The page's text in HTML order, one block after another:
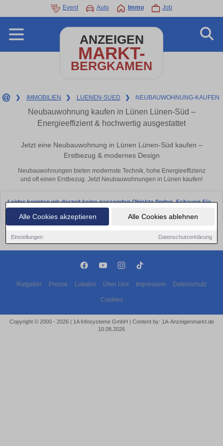
Alle Cookies akzeptieren Alle Cookies ablehnen
Einstellungen Datenschutzerklärung
Event Auto Immo Job
ANZEIGEN
MARKT-
BERGKAMEN
❯ IMMOBILIEN ❯ LUENEN-SUED ❯ NEUBAUWOHNUNG-KAUFEN
Neubauwohnung kaufen in Lünen Lünen-Süd –
Energieeffizient & hochwertig ausgestattet
Jetzt eine Neubauwohnung in Lünen Lünen-Süd kaufen –
Erstbezug & modernes Design
Neubauwohnungen bieten modernste Technik, hohe Energieeffizienz
und oft einen Erstbezug. Jetzt Neubauwohnungen in Lünen kaufen!
Leider konnten wir derzeit keine passenden Objekte finden. Schauen Sie
Ratgeber Presse Lokales Über Uns Impressum Datenschutz
Cookies
Copyright © 2000 - 2026 | 1A Infosysteme GmbH | Content by: 1A-Anzeigenmarkt.de
10.08.2026